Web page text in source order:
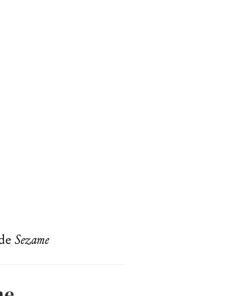
Sezame